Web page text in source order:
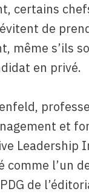
certains
de
même s’ils
en privé.
et
Leadership
comme l’un
de